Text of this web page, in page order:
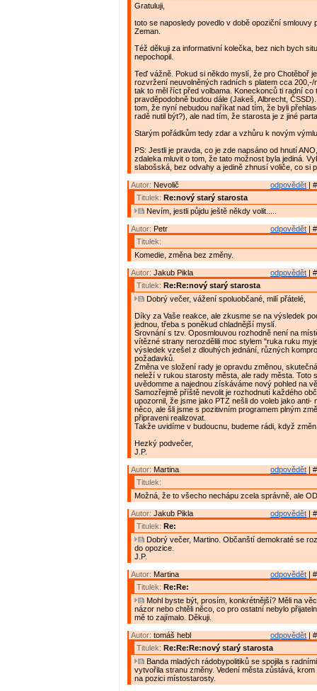
Gratuluji,
toto se naposledy povedlo v době opoziční smlouvy
Zeman.
Též děkuji za informativní kolečka, bez nich bych
nepochopil.
Teď vážně. Pokud si někdo myslí, že pro Chotěboř
rozvržení neuvolněných radních s platem cca 200,-/
tak to měl říct před volbama. Koneckonců ti radní co
pravděpodobně budou dále (Jakeš, Albrecht,
tom, že nyní nebudou naříkat nad tím, že byli
radě nutil být?), ale nad tím, že starosta je z jiné
Starým pořádkům tedy zdar a vzhůru k novým
PS: Jestli je pravda, co je zde napsáno od hnutí
zdaleka mluvit o tom, že tato možnost byla jediná.
slabošská, bez odvahy a jedině zhnusí voliče, co si
odpovědět |
Autor: Nevolič
Titulek: Re:nový starý starosta
Nevím, jestli půjdu ještě někdy volit.....
odpovědět |
Autor: Petr
Titulek:
Komedie, změna bez změny.
odpovědět |
Autor: Jakub Pikla
Titulek: Re:Re:nový starý starosta
Dobrý večer, vážení spoluobčané, milí přátelé,
Díky za Vaše reakce, ale zkusme se na výsledek
jednou, třeba s poněkud chladnější myslí.
Srovnání s tzv. Oposmlouvou rozhodně není na
vítězné strany nerozdělili moc stylem "ruka ruku
výsledek vzešel z dlouhých jednání, různých
požadavků.
Změna ve složení rady je opravdu změnou,
neleží v rukou starosty města, ale rady města. Toto
uvědomme a najednou získáváme nový pohled na
Samozřejmě příště nevolit je rozhodnutí každého
upozornil, že jsme jako PTZ nešli do voleb jako anti-
něco, ale šli jsme s pozitivním programem plným
připraveni realizovat.
Takže uvidíme v budoucnu, budeme rádi, když
Hezký podvečer,
J.P.
odpovědět |
Autor: Martina
Titulek:
Možná, že to všecho nechápu zcela správně, ale
odpovědět |
Autor: Jakub Pikla
Titulek: Re:
Dobrý večer, Martino. Občanští demokraté se
do opozice.
J.P.
odpovědět |
Autor: Martina
Titulek: Re:Re:
Mohl byste být, prosím, konkrétnější? Měli na
názor nebo chtěli něco, co pro ostatní nebylo
mě to zajímalo. Děkuji.
odpovědět |
Autor: tomáš hebl
Titulek: Re:Re:Re:nový starý starosta
Banda mladých rádobypolitiků se spojila s
vytvořila stranu změny. Vedení města zůstává,
na pozici místostarosty.